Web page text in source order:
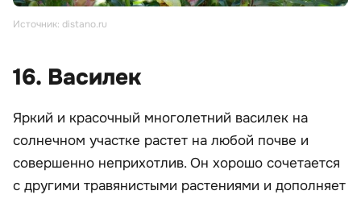
Источник: distano.ru
16. Василек
Яркий и красочный многолетний василек на
солнечном участке растет на любой почве и
совершенно неприхотлив. Он хорошо сочетается
с другими травянистыми растениями и дополняет